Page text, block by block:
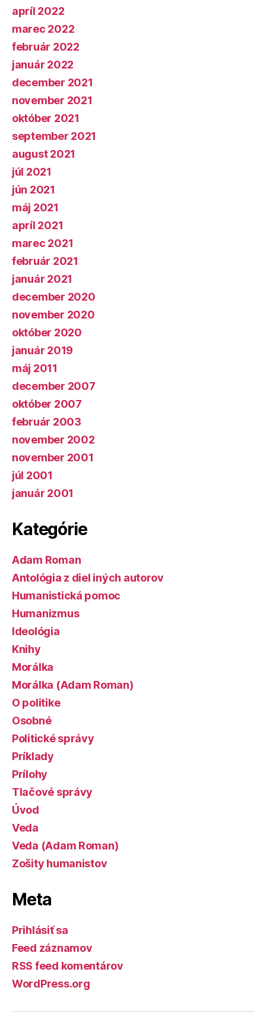
apríl 2022
marec 2022
február 2022
január 2022
december 2021
november 2021
október 2021
september 2021
august 2021
júl 2021
jún 2021
máj 2021
apríl 2021
marec 2021
február 2021
január 2021
december 2020
november 2020
október 2020
január 2019
máj 2011
december 2007
október 2007
február 2003
november 2002
november 2001
júl 2001
január 2001
Kategórie
Adam Roman
Antológia z diel iných autorov
Humanistická pomoc
Humanizmus
Ideológia
Knihy
Morálka
Morálka (Adam Roman)
O politike
Osobné
Politické správy
Príklady
Prílohy
Tlačové správy
Úvod
Veda
Veda (Adam Roman)
Zošity humanistov
Meta
Prihlásiť sa
Feed záznamov
RSS feed komentárov
WordPress.org